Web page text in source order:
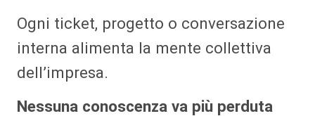
Ogni ticket, progetto o conversazione
interna alimenta la mente collettiva
dell’impresa.
Nessuna conoscenza va più perduta